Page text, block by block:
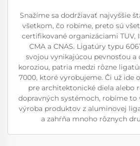
Snažíme sa dodržiavať najvyššie
všetkom, čo robíme, preto sú
certifikované organizáciami TUV,
CMA a CNAS. Ligatúry typu
svojou vynikajúcou pevnosťou a
koroziou, patria medzi rôzne
7000, ktoré vyrobujeme. Či už ide
pre architektonické diela alebo
dopravných systémoch, robíme to
výroba produktov z aluminovej
a zahŕňa mnoho rôznych